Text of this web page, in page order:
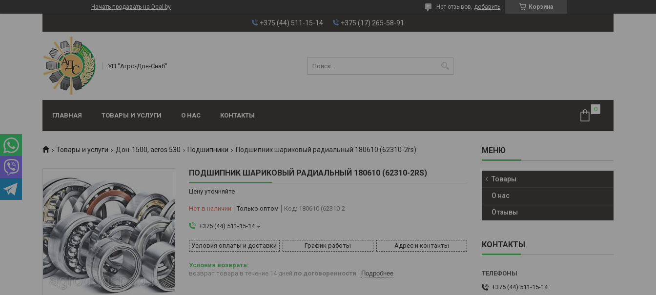
Начать продавать на Deal.by Корзина
Нет отзывов, добавить
+375 (44) 511-15-14 +375 (17) 265-58-91
УП "Агро-Дон-Снаб"
ГЛАВНАЯ ТОВАРЫ И УСЛУГИ О НАС КОНТАКТЫ
Товары и услуги Дон-1500, аcros 530 Подшипники Подшипник шариковый радиальный 180610 (62310-2rs)
ПОДШИПНИК ШАРИКОВЫЙ РАДИАЛЬНЫЙ 180610 (62310-2RS)
Цену уточняйте
Нет в наличии Только оптом Код: 180610 (62310-2
+375 (44) 511-15-14
Условия оплаты и доставки График работы Адрес и контакты
возврат товара в течение 14 дней по договоренности Подробнее
Товары
О нас
Отзывы
КОНТАКТЫ
+375 (44) 511-15-14